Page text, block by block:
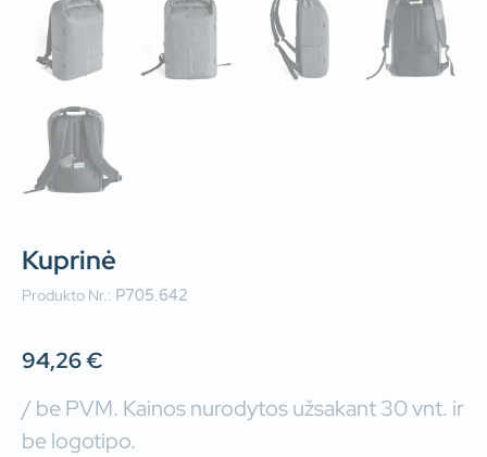
Kuprinė
Produkto Nr.: P705.642
94,26€
/ be PVM. Kainos nurodytos užsakant 30 vnt. ir
be logotipo.